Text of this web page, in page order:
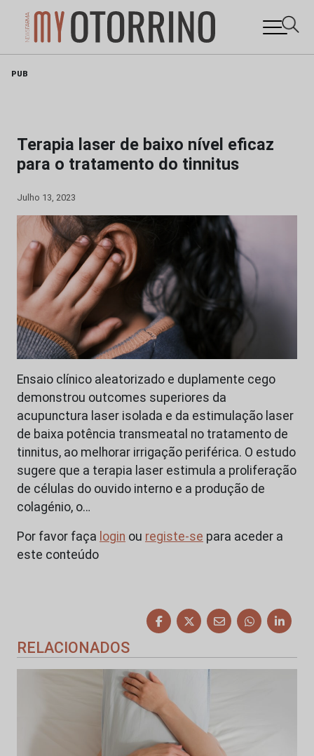
PUB
Terapia laser de baixo nível eficaz
para o tratamento do tinnitus
Julho 13, 2023
Ensaio clínico aleatorizado e duplamente cego
demonstrou outcomes superiores da
acupunctura laser isolada e da estimulação laser
de baixa potência transmeatal no tratamento de
tinnitus, ao melhorar irrigação periférica. O estudo
sugere que a terapia laser estimula a proliferação
de células do ouvido interno e a produção de
colagénio, o…
Por favor faça login ou registe-se para aceder a
este conteúdo
RELACIONADOS